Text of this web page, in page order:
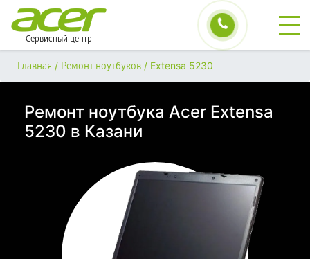
Сервисный центр
Главная / Ремонт ноутбуков / Extensa 5230
Ремонт ноутбука Acer Extensa
5230 в Казани